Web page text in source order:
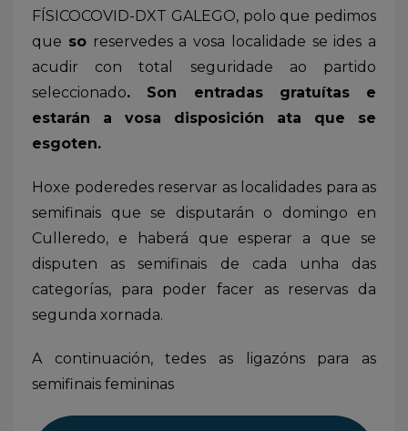
FÍSICOCOVID-DXT GALEGO, polo que pedimos
que soreservedes a vosa localidade se ides a
acudir con total seguridade ao partido
seleccionado. Son entradas gratuítas e
estarán a vosa disposición ata que se
esgoten.
Hoxe poderedes reservar as localidades para as
semifinais que se disputarán o domingo en
Culleredo, e haberá que esperar a que se
disputen as semifinais de cada unha das
categorías, para poder facer as reservas da
segunda xornada.
A continuación, tedes as ligazóns para as
semifinais femininas